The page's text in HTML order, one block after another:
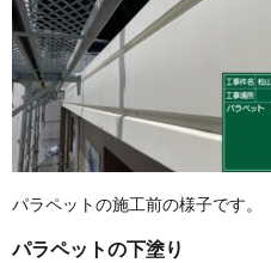
パラペットの施工前の様子です。
パラペットの下塗り